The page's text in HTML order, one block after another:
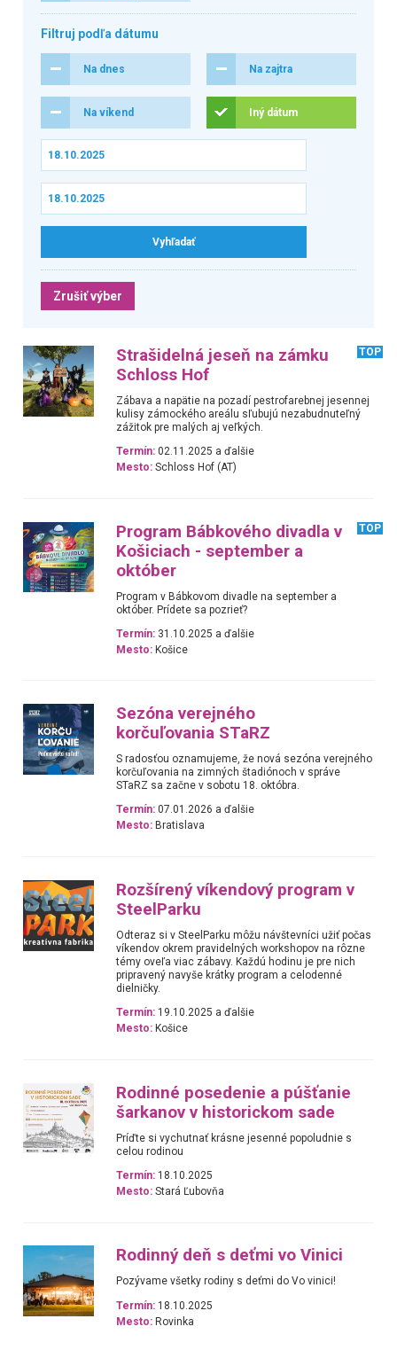
Filtruj podľa dátumu
Na dnes Na zajtra
Na víkend Iný dátum
Zrušiť výber
Strašidelná jeseň na zámku
Schloss Hof
TOP
Zábava a napätie na pozadí pestrofarebnej jesennej
kulisy zámockého areálu sľubujú nezabudnuteľný
zážitok pre malých aj veľkých.
Termín: 02.11.2025 a ďalšie
Mesto: Schloss Hof (AT)
Program Bábkového divadla v
Košiciach - september a
október
TOP
Program v Bábkovom divadle na september a
október. Prídete sa pozrieť?
Termín: 31.10.2025 a ďalšie
Mesto: Košice
Sezóna verejného
korčuľovania STaRZ
S radosťou oznamujeme, že nová sezóna verejného
korčuľovania na zimných štadiónoch v správe
STaRZ sa začne v sobotu 18. októbra.
Termín: 07.01.2026 a ďalšie
Mesto: Bratislava
Rozšírený víkendový program v
SteelParku
Odteraz si v SteelParku môžu návštevníci užiť počas
víkendov okrem pravidelných workshopov na rôzne
témy oveľa viac zábavy. Každú hodinu je pre nich
pripravený navyše krátky program a celodenné
dielničky.
Termín: 19.10.2025 a ďalšie
Mesto: Košice
Rodinné posedenie a púšťanie
šarkanov v historickom sade
Príďte si vychutnať krásne jesenné popoludnie s
celou rodinou
Termín: 18.10.2025
Mesto: Stará Ľubovňa
Rodinný deň s deťmi vo Vinici
Pozývame všetky rodiny s deťmi do Vo vinici!
Termín: 18.10.2025
Mesto: Rovinka